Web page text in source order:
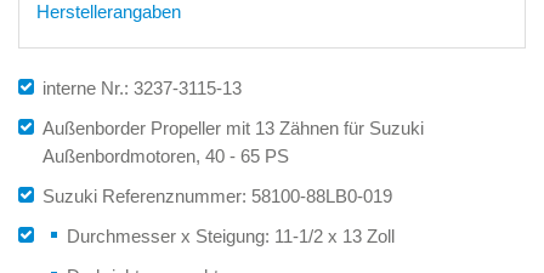
Herstellerangaben
interne Nr.: 3237-3115-13
Außenborder Propeller mit 13 Zähnen für Suzuki
Außenbordmotoren, 40 - 65 PS
Suzuki Referenznummer: 58100-88LB0-019
Durchmesser x Steigung: 11-1/2 x 13 Zoll